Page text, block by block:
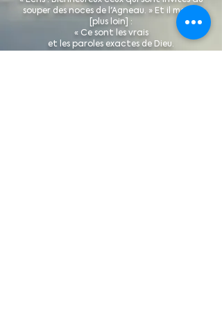
souper des noces de l'Agneau. » Et il me dit
[plus loin] :
« Ce sont les vrais
et les paroles exactes de Dieu.